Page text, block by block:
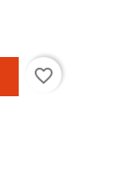
favorite_border